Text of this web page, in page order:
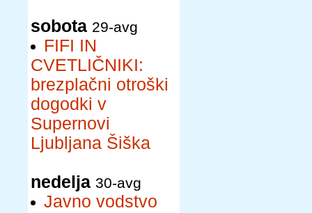
sobota 29-avg
FIFI IN
CVETLIČNIKI:
brezplačni otroški
dogodki v
Supernovi
Ljubljana Šiška
nedelja 30-avg
Javno vodstvo